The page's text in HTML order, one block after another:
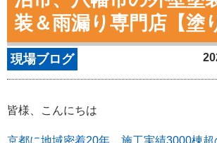
装＆雨漏り専門店【塗
現場ブログ
皆様、こんにちは
京都に地域密着20年、施工実績3000棟